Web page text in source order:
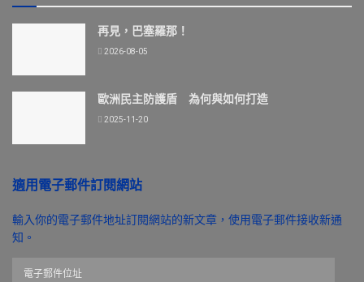
再見，巴塞羅那！
2026-08-05
歐洲民主防護盾 為何與如何打造
2025-11-20
適用電子郵件訂閱網站
輸入你的電子郵件地址訂閱網站的新文章，使用電子郵件接收新通
知。